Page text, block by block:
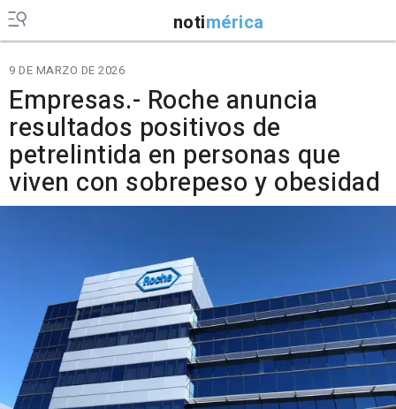
notimérica
9 DE MARZO DE 2026
Empresas.- Roche anuncia
resultados positivos de
petrelintida en personas que
viven con sobrepeso y obesidad